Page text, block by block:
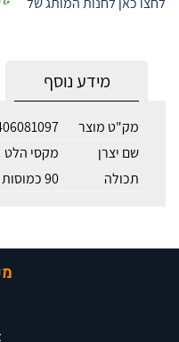
מידע נוסף
מק"ט מוצר
שם יצרן
מקסי הלט
תכולה
90 כמוסות (2.96 ₪ ליחידה)